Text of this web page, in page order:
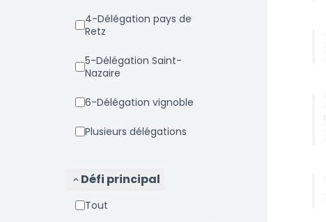
4-Délégation pays de
Retz
5-Délégation Saint-
Nazaire
6-Délégation vignoble
Plusieurs délégations
Défi principal
Tout